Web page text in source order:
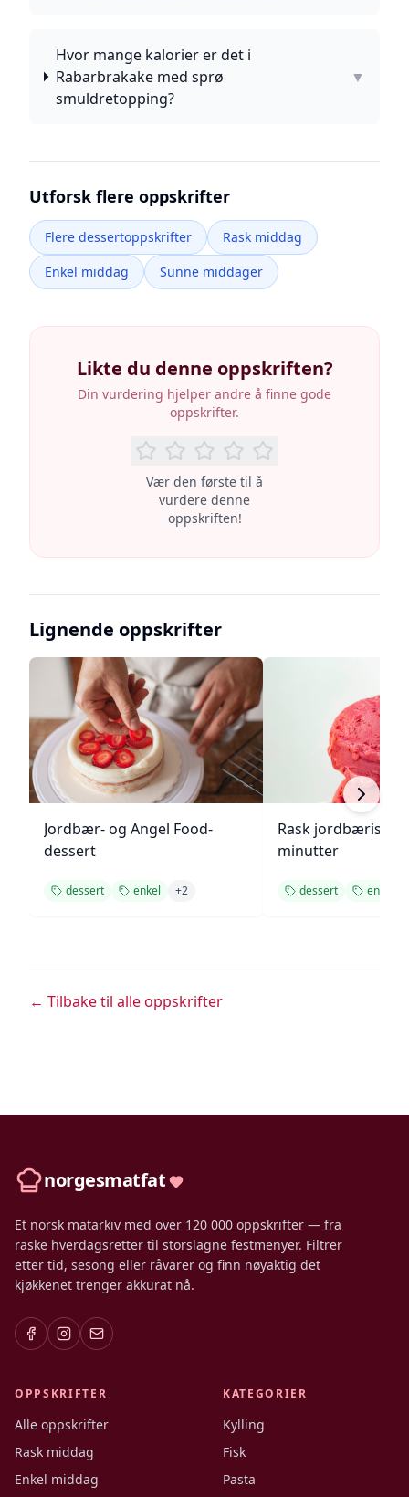
Hvor mange kalorier er det i
Rabarbrakake med sprø
smuldretopping?
▼
Utforsk flere oppskrifter
Flere dessertoppskrifter
Rask middag
Enkel middag
Sunne middager
Likte du denne oppskriften?
Din vurdering hjelper andre å finne gode
oppskrifter.
Vær den første til å
vurdere denne
oppskriften!
Lignende oppskrifter
Jordbær- og Angel Food-
dessert
dessert enkel +2
Rask
minutter
dessert enkel
← Tilbake til alle oppskrifter
norgesmatfat
Et norsk matarkiv med over 120 000 oppskrifter — fra
raske hverdagsretter til storslagne festmenyer. Filtrer
etter tid, sesong eller råvarer og finn nøyaktig det
kjøkkenet trenger akkurat nå.
OPPSKRIFTER
Alle oppskrifter
Rask middag
Enkel middag
KATEGORIER
Kylling
Fisk
Pasta